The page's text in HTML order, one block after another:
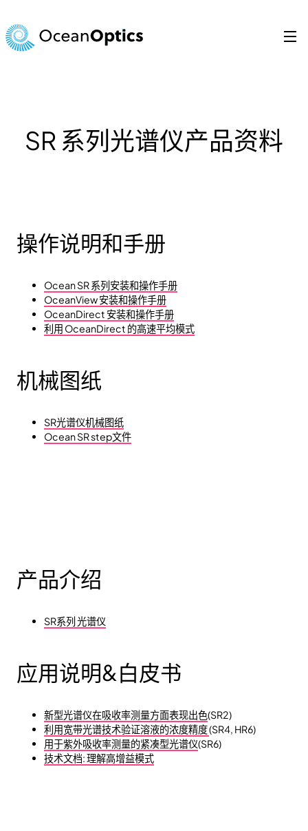
至
内
SR 系列光谱仪产品资料
操作说明和手册
Ocean SR 系列安装和操作手册
OceanView 安装和操作手册
OceanDirect 安装和操作手册
利用 OceanDirect 的高速平均模式
机械图纸
SR光谱仪机械图纸
Ocean SR step文件
产品介绍
SR系列 光谱仪
应用说明&白皮书
新型光谱仪在吸收率测量方面表现出色(SR2)
利用宽带光谱技术验证溶液的浓度精度(SR4, HR6)
用于紫外吸收率测量的紧凑型光谱仪(SR6)
技术文档: 理解高增益模式